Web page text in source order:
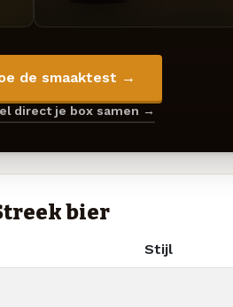
de smaaktest →
direct je box samen →
bier
Stijl